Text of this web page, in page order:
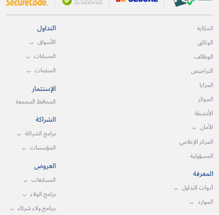
الحكاية
الوثائق
الوظائف
التراخيص
المزايا
الجوائز
الأنشطة
الأمان
المركز الإعلامي
المسؤولية
المعرفة
أدوات التداول
الموارد
التداول
الأسواق
الحسابات
المنصات
الإستثمار
المحافظ المجمعة
الشراكة
برامج الشراكة
المؤسسات
العروض
المسابقات
برامج الولاء
برنامج ولاء شركاء